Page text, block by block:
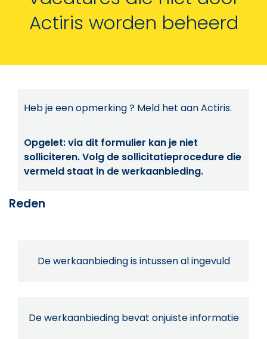
Actiris worden beheerd
Heb je een opmerking ? Meld het aan Actiris.
Opgelet: via dit formulier kan je niet
solliciteren. Volg de sollicitatieprocedure die
vermeld staat in de werkaanbieding.
Reden
De werkaanbieding is intussen al ingevuld
De werkaanbieding bevat onjuiste informatie